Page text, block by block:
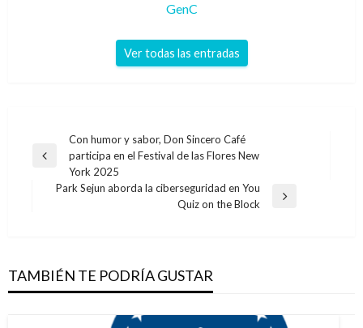
GenC
Ver todas las entradas
Navegación
de
entradas
Entrada
Con humor y sabor, Don Sincero Café
participa en el Festival de las Flores New
York 2025
Park Sejun aborda la ciberseguridad en You
Quiz on the Block
TAMBIÉN TE PODRÍA GUSTAR